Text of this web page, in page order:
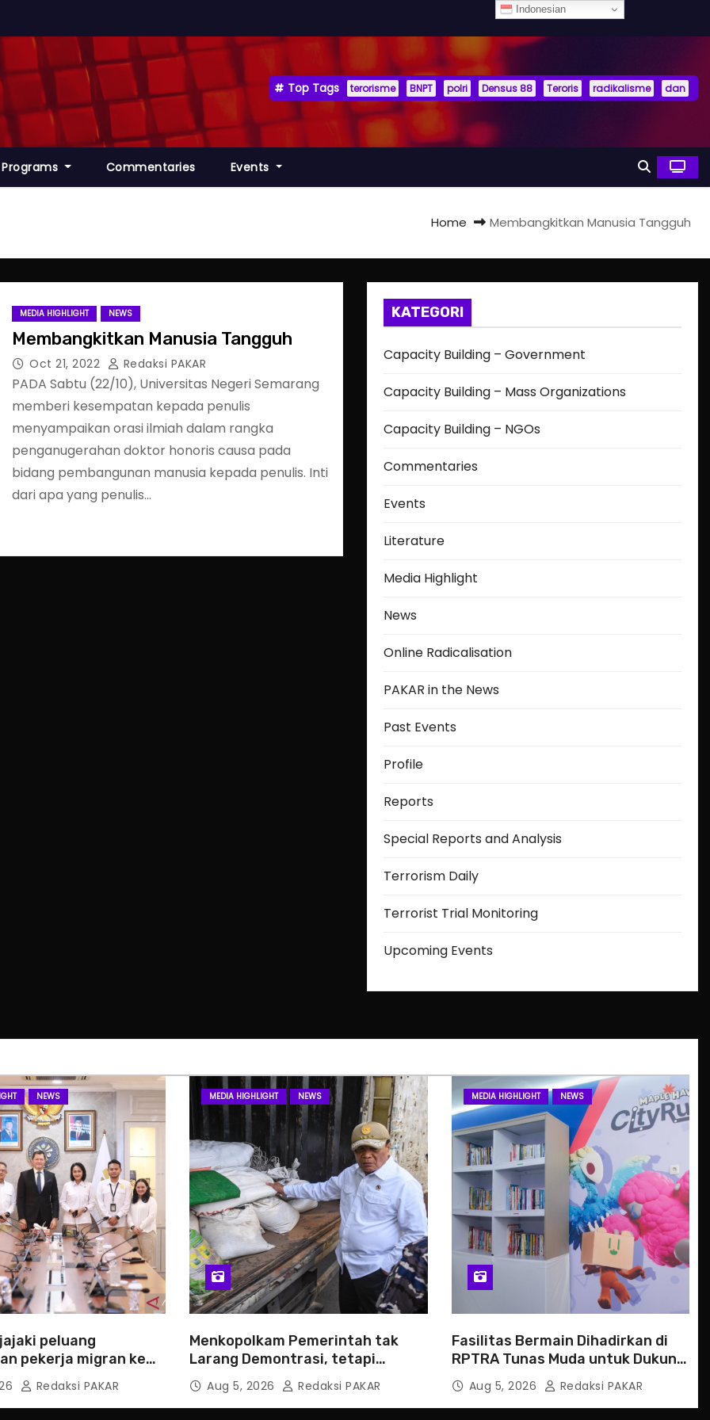
Top Tags terorisme BNPT polri Densus 88 Teroris radikalisme dan
Programs Commentaries Events
Home Membangkitkan Manusia Tangguh
MEDIA HIGHLIGHT NEWS
Membangkitkan Manusia Tangguh
Oct 21, 2022 Redaksi PAKAR
PADA Sabtu (22/10), Universitas Negeri Semarang
memberi kesempatan kepada penulis
menyampaikan orasi ilmiah dalam rangka
penganugerahan doktor honoris causa pada
bidang pembangunan manusia kepada penulis. Inti
dari apa yang penulis…
KATEGORI
Capacity Building – Government
Capacity Building – Mass Organizations
Capacity Building – NGOs
Commentaries
Events
Literature
Media Highlight
News
Online Radicalisation
PAKAR in the News
Past Events
Profile
Reports
Special Reports and Analysis
Terrorism Daily
Terrorist Trial Monitoring
Upcoming Events
NEWS
peluang
pekerja migran ke
Redaksi PAKAR
MEDIA HIGHLIGHT NEWS
Menkopolkam Pemerintah tak
Larang Demontrasi, tetapi
Anarkistis
Aug 5, 2026 Redaksi PAKAR
MEDIA HIGHLIGHT NEWS
Fasilitas Bermain Dihadirkan di
RPTRA Tunas Muda untuk Dukung
PP TUNAS
Aug 5, 2026 Redaksi PAKAR
Indonesian